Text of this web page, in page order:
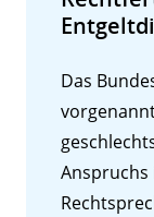
Das
Anspruchs